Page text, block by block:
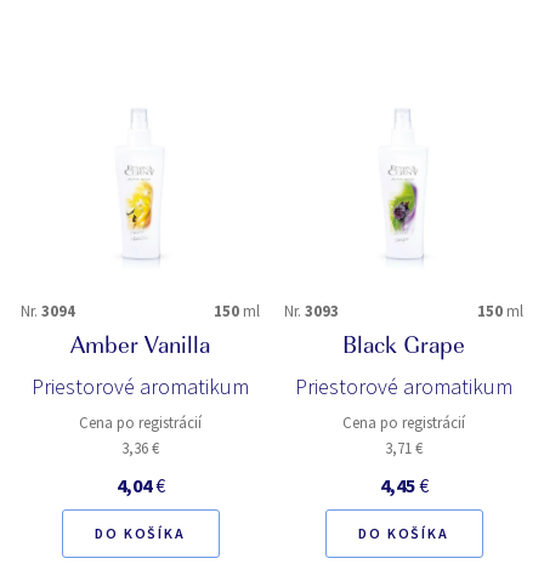
Nr. 3094 150 ml
Amber Vanilla
Priestorové aromatikum
Cena po registrácií
3,36 €
4,04€
DO KOŠÍKA
Nr. 3093 150 ml
Black Grape
Priestorové aromatikum
Cena po registrácií
3,71 €
4,45€
DO KOŠÍKA